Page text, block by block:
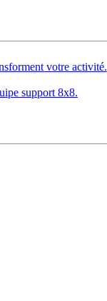
votre activité.
support 8x8.